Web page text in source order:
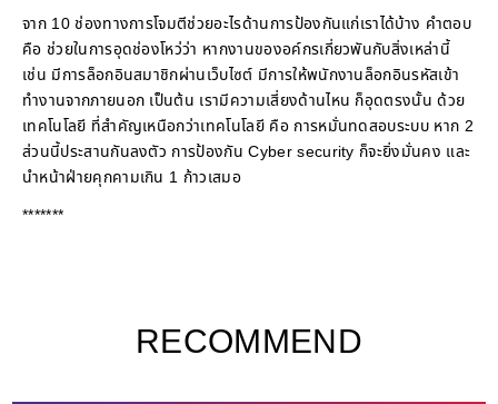
จาก 10 ช่องทางการโจมตีช่วยอะไรด้านการป้องกันแก่เราได้บ้าง คำตอบ
คือ ช่วยในการอุดช่องโหว่ว่า หากงานของอค์กรเกี่ยวพันกับสิ่งเหล่านี้
เช่น มีการล็อกอินสมาชิกผ่านเว็บไซต์ มีการให้พนักงานล็อกอินรหัสเข้า
ทำงานจากภายนอก เป็นต้น เรามีความเสี่ยงด้านไหน ก็อุดตรงนั้น ด้วย
เทคโนโลยี ที่สำคัญเหนือกว่าเทคโนโลยี คือ การหมั่นทดสอบระบบ หาก 2
ส่วนนี้ประสานกันลงตัว การป้องกัน Cyber security ก็จะยิ่งมั่นคง และ
นำหน้าฝ่ายคุกคามเกิน 1 ก้าวเสมอ
*******
RECOMMEND